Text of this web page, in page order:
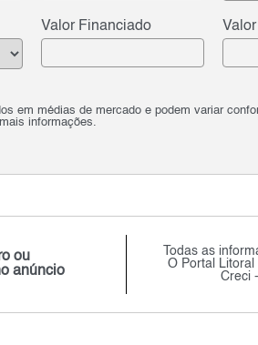
Valor Financiado
em médias de mercado e podem variar
informações.
ou
anúncio
Todas as
O Portal
Creci